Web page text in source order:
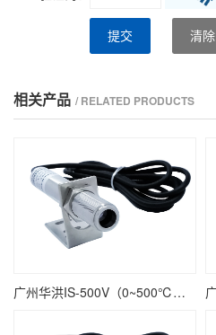
提交 清除
相关产品 / RELATED PRODUCTS
广州华洪IS-500V（0~500℃）电压输出精准型固定安装非接触式在线式工业红外测温仪